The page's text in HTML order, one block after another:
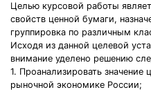
Целью курсовой работы
свойств ценной бумаги,
группировка по различным
Исходя из данной целевой
внимание уделено решению
1. Проанализировать
рыночной экономике России;